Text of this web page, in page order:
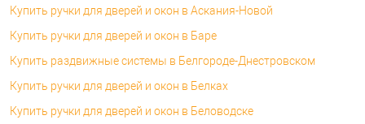
Купить ручки для дверей и окон в Аскания-Новой
Купить ручки для дверей и окон в Баре
Купить раздвижные системы в Белгороде-Днестровском
Купить ручки для дверей и окон в Белках
Купить ручки для дверей и окон в Беловодске